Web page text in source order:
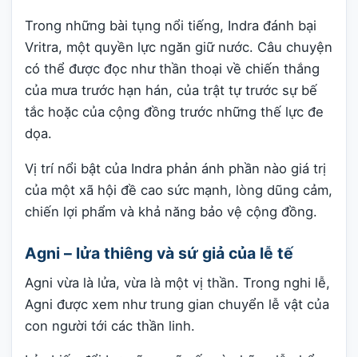
Trong những bài tụng nổi tiếng, Indra đánh bại
Vritra, một quyền lực ngăn giữ nước. Câu chuyện
có thể được đọc như thần thoại về chiến thắng
của mưa trước hạn hán, của trật tự trước sự bế
tắc hoặc của cộng đồng trước những thế lực đe
dọa.
Vị trí nổi bật của Indra phản ánh phần nào giá trị
của một xã hội đề cao sức mạnh, lòng dũng cảm,
chiến lợi phẩm và khả năng bảo vệ cộng đồng.
Agni – lửa thiêng và sứ giả của lễ tế
Agni vừa là lửa, vừa là một vị thần. Trong nghi lễ,
Agni được xem như trung gian chuyển lễ vật của
con người tới các thần linh.